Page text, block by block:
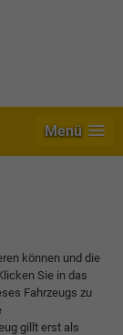
Menü
können und die
Sie in das
Fahrzeugs zu
gillt erst als